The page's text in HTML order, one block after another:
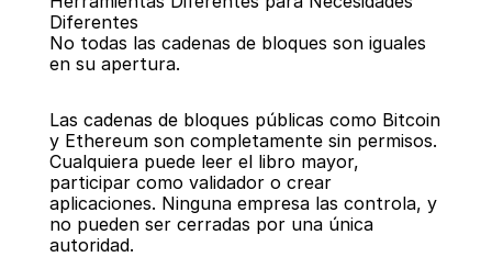
Diferentes
No todas las cadenas de bloques son iguales
en su apertura.
Las cadenas de bloques públicas como Bitcoin
y Ethereum son completamente sin permisos.
Cualquiera puede leer el libro mayor,
participar como validador o crear
aplicaciones. Ninguna empresa las controla, y
no pueden ser cerradas por una única
autoridad.